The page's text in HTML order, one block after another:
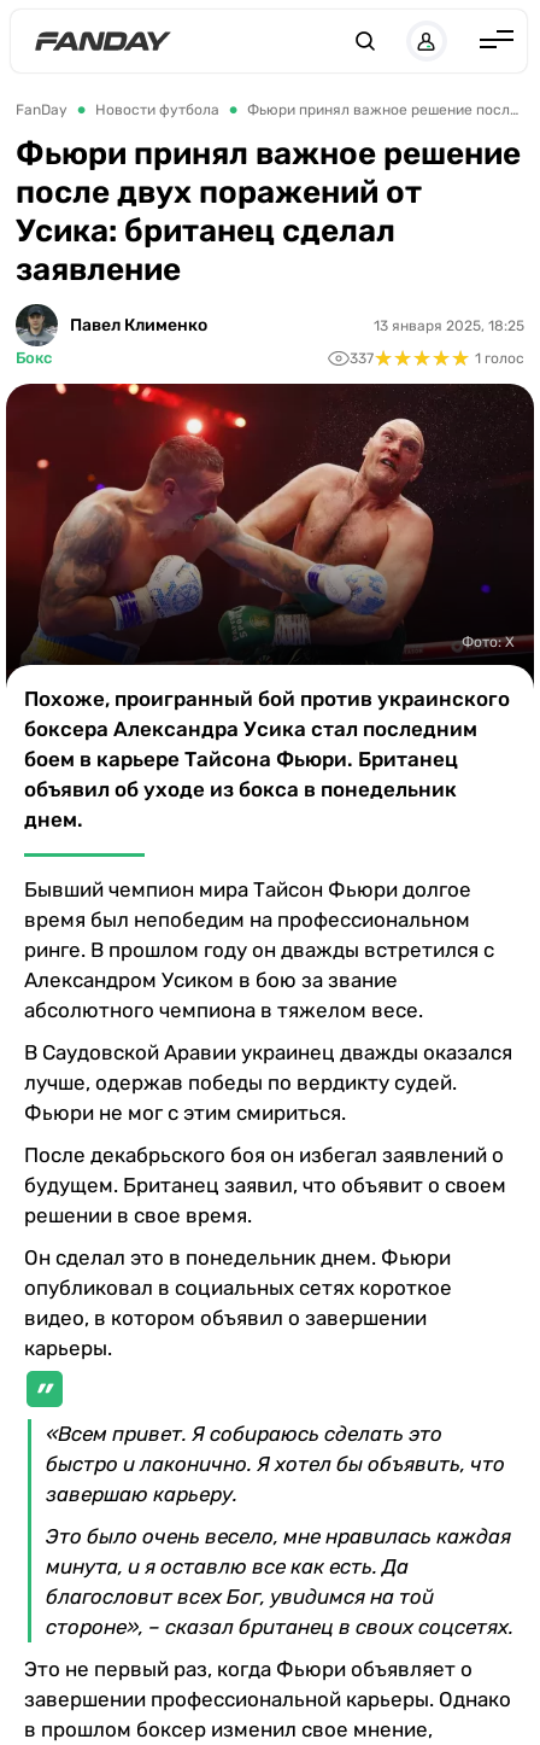
Испания
Германия
Италия
Украина
ЧЕ-2028
Букмекеры
Казино
FanDay Новости футбола Фьюри принял важное решение после двух поражений от Усика: британец сделал заявление
Фьюри принял важное решение
после двух поражений от
Усика: британец сделал
заявление
Павел Клименко
Бокс
13 января 2025, 18:25
337★★★★★
★★★★★ 1 голос
Фото: Х
Похоже, проигранный бой против украинского
боксера Александра Усика стал последним
боем в карьере Тайсона Фьюри. Британец
объявил об уходе из бокса в понедельник
днем.
Бывший чемпион мира Тайсон Фьюри долгое
время был непобедим на профессиональном
ринге. В прошлом году он дважды встретился с
Александром Усиком в бою за звание
абсолютного чемпиона в тяжелом весе.
В Саудовской Аравии украинец дважды оказался
лучше, одержав победы по вердикту судей.
Фьюри не мог с этим смириться.
После декабрьского боя он избегал заявлений о
будущем. Британец заявил, что объявит о своем
решении в свое время.
Он сделал это в понедельник днем. Фьюри
опубликовал в социальных сетях короткое
видео, в котором объявил о завершении
карьеры.
«Всем привет. Я собираюсь сделать это
быстро и лаконично. Я хотел бы объявить, что
завершаю карьеру.
Это было очень весело, мне нравилась каждая
минута, и я оставлю все как есть. Да
благословит всех Бог, увидимся на той
стороне», – сказал британец в своих соцсетях.
Это не первый раз, когда Фьюри объявляет о
завершении профессиональной карьеры. Однако
в прошлом боксер изменил свое мнение,